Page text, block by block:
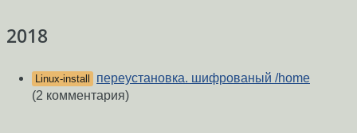
2018
Linux-install
переустановка. шифрованый /home
(2 комментария)